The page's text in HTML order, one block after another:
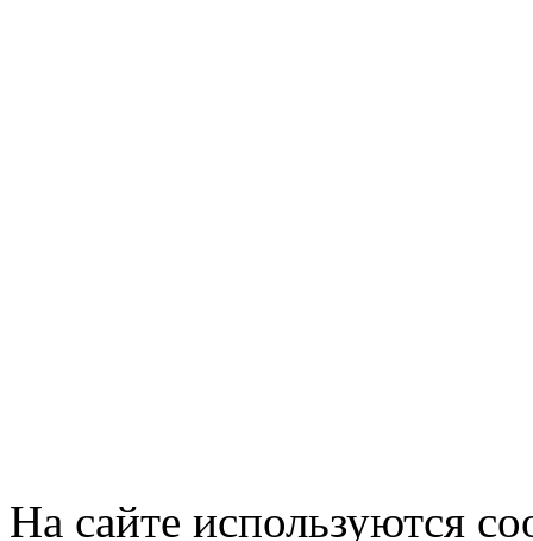
На сайте используются